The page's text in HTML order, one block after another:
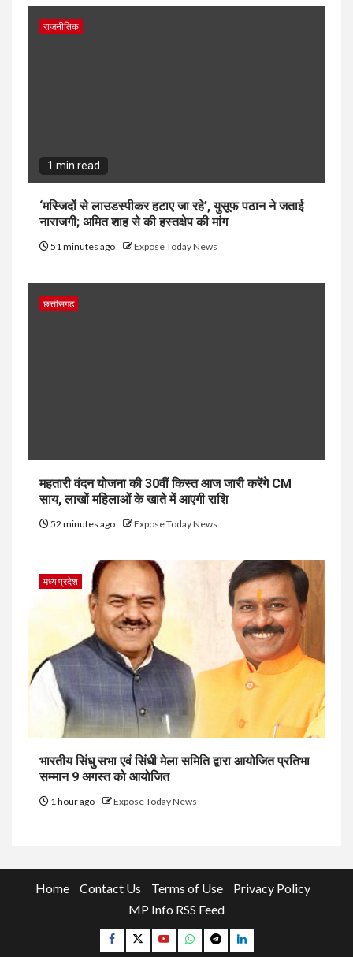
राजनीतिक
1 min read
‘मस्जिदों से लाउडस्पीकर हटाए जा रहे’, युसूफ पठान ने जताई
नाराजगी; अमित शाह से की हस्तक्षेप की मांग
51 minutes ago Expose Today News
छत्तीसगढ
महतारी वंदन योजना की 30वीं किस्त आज जारी करेंगे CM
साय, लाखों महिलाओं के खाते में आएगी राशि
52 minutes ago Expose Today News
मध्य प्रदेश
भारतीय सिंधु सभा एवं सिंधी मेला समिति द्वारा आयोजित प्रतिभा
सम्मान 9 अगस्त को आयोजित
1 hour ago Expose Today News
Home Contact Us Terms of Use
Privacy Policy
MP Info RSS Feed
Facebook
TwitterYouTubeWhatsapp
TelegramLinkedin